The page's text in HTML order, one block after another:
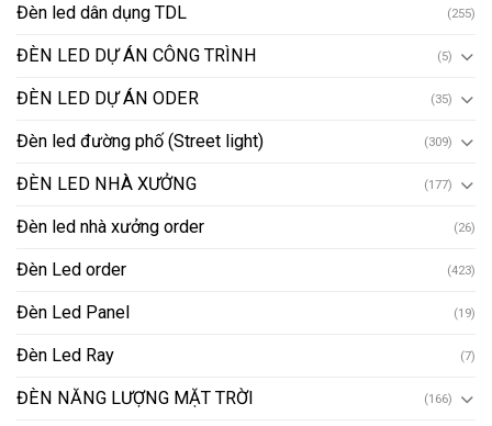
Đèn led dân dụng TDL (255)
ĐÈN LED DỰ ÁN CÔNG TRÌNH (5)
ĐÈN LED DỰ ÁN ODER (35)
Đèn led đường phố (Street light) (309)
ĐÈN LED NHÀ XƯỞNG (177)
Đèn led nhà xưởng order (26)
Đèn Led order (423)
Đèn Led Panel (19)
Đèn Led Ray (7)
ĐÈN NĂNG LƯỢNG MẶT TRỜI (166)